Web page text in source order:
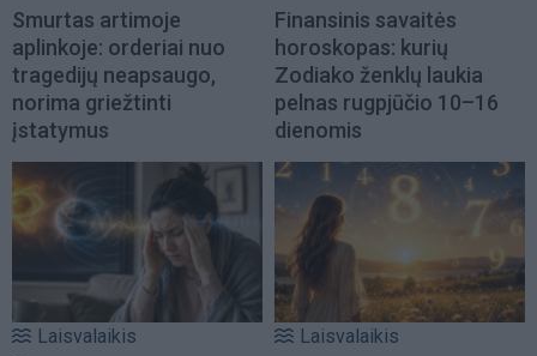
Smurtas artimoje
aplinkoje: orderiai nuo
tragedijų neapsaugo,
norima griežtinti
įstatymus
Finansinis savaitės
horoskopas: kurių
Zodiako ženklų laukia
pelnas rugpjūčio 10–16
dienomis
Laisvalaikis Laisvalaikis